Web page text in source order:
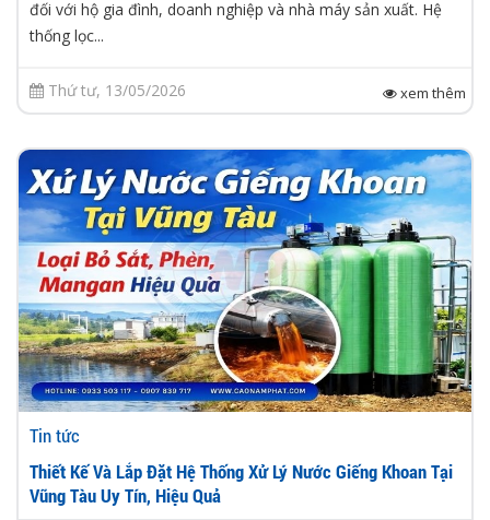
đối với hộ gia đình, doanh nghiệp và nhà máy sản xuất. Hệ
thống lọc...
Thứ tư, 13/05/2026 xem thêm
Tin tức
Thiết Kế Và Lắp Đặt Hệ Thống Xử Lý Nước Giếng Khoan Tại
Vũng Tàu Uy Tín, Hiệu Quả